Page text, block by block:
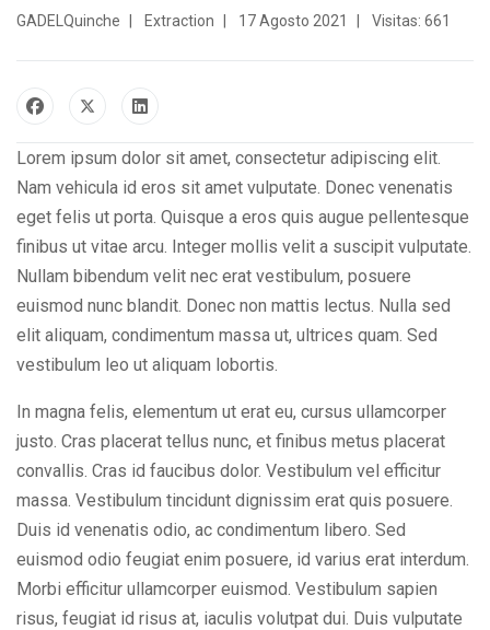
GADELQuinche Extraction 17 Agosto 2021 Visitas: 661
Lorem ipsum dolor sit amet, consectetur adipiscing elit.
Nam vehicula id eros sit amet vulputate. Donec venenatis
eget felis ut porta. Quisque a eros quis augue pellentesque
finibus ut vitae arcu. Integer mollis velit a suscipit vulputate.
Nullam bibendum velit nec erat vestibulum, posuere
euismod nunc blandit. Donec non mattis lectus. Nulla sed
elit aliquam, condimentum massa ut, ultrices quam. Sed
vestibulum leo ut aliquam lobortis.
In magna felis, elementum ut erat eu, cursus ullamcorper
justo. Cras placerat tellus nunc, et finibus metus placerat
convallis. Cras id faucibus dolor. Vestibulum vel efficitur
massa. Vestibulum tincidunt dignissim erat quis posuere.
Duis id venenatis odio, ac condimentum libero. Sed
euismod odio feugiat enim posuere, id varius erat interdum.
Morbi efficitur ullamcorper euismod. Vestibulum sapien
risus, feugiat id risus at, iaculis volutpat dui. Duis vulputate